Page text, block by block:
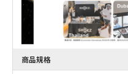
商品規格